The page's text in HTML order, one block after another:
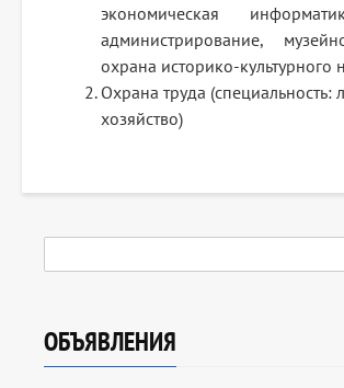
экономическая
администрирование,
охрана историко-культурного
Охрана труда (специальность:
хозяйство)
ОБЪЯВЛЕНИЯ